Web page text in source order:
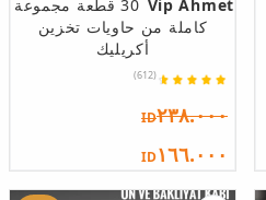
Vip Ahmet
30 قطعة مجموعة
كاملة من حاويات تخزين
أكريليك
(612)
ID٢٣٨.٠٠٠
ID١٦٦.٠٠٠